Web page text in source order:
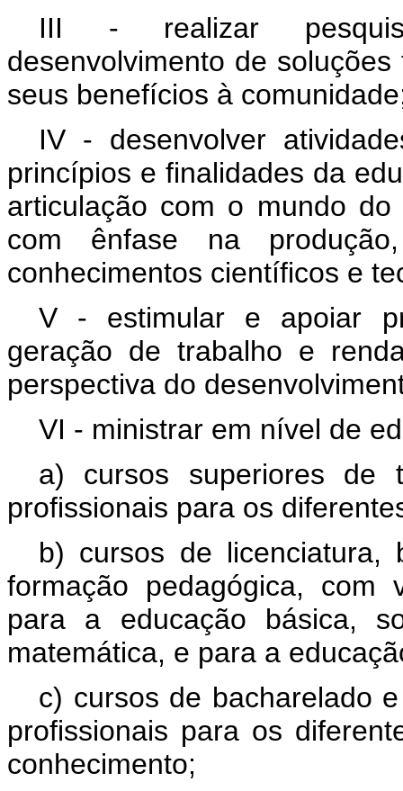
III - realizar
desenvolvimento de
seus benefícios à
IV - desenvolver
princípios e finalidades da
articulação com o mundo
com ênfase na
conhecimentos científicos e
V - estimular e apoiar
geração de trabalho e
perspectiva do
VI - ministrar em nível de
a) cursos superiores de
profissionais para os
b) cursos de licenciatura,
formação pedagógica, com
para a educação básica,
matemática, e para a
c) cursos de bacharelado
profissionais para os
conhecimento;